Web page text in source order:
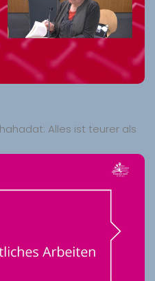
Alles ist teurer als